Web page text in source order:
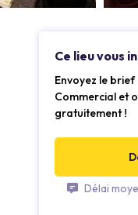
Ce lieu vous
Envoyez le
Commercial et
gratuitement !
Délai